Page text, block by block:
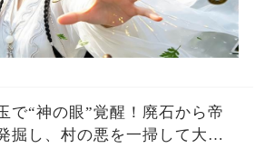
で“神の眼”覚醒！廃石から帝
掘し、村の悪を一掃して大富